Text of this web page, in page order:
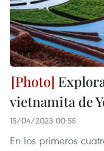
vietnamita de
15/04/2023 00:55
En los primeros